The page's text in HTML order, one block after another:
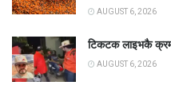
AUGUST 6, 2026
टिकटक लाइभकै
AUGUST 6, 2026